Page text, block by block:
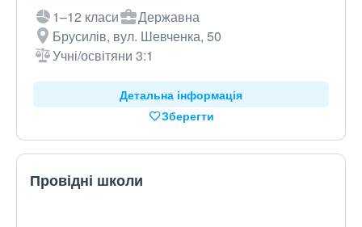
1–12 класи
Державна
Брусилів, вул. Шевченка, 50
Учні/освітяни 3:1
Детальна інформація
Зберегти
Провідні школи